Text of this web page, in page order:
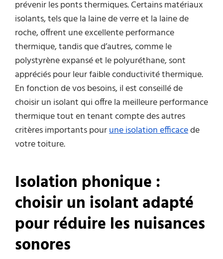
prévenir les ponts thermiques. Certains matériaux
isolants, tels que la laine de verre et la laine de
roche, offrent une excellente performance
thermique, tandis que d’autres, comme le
polystyrène expansé et le polyuréthane, sont
appréciés pour leur faible conductivité thermique.
En fonction de vos besoins, il est conseillé de
choisir un isolant qui offre la meilleure performance
thermique tout en tenant compte des autres
critères importants pourune isolation efficacede
votre toiture.
Isolation phonique :
choisir un isolant adapté
pour réduire les nuisances
sonores